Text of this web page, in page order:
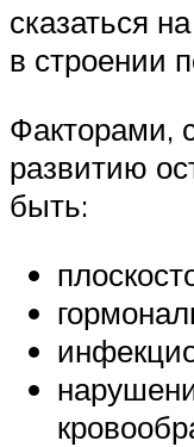
сказаться
в строении
Факторами,
развитию
быть: